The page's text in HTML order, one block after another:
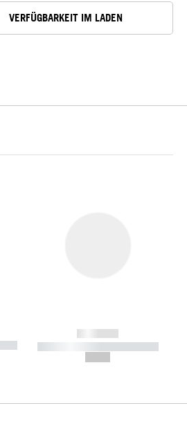
VERFÜGBARKEIT IM LADEN
----
------------
----------- ----------- -----------